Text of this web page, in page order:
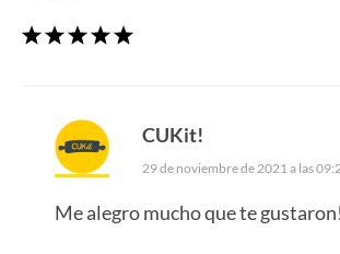
CUKit!
29 de noviembre de 2021 a las
Me alegro mucho que te